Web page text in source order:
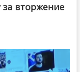
вторжение